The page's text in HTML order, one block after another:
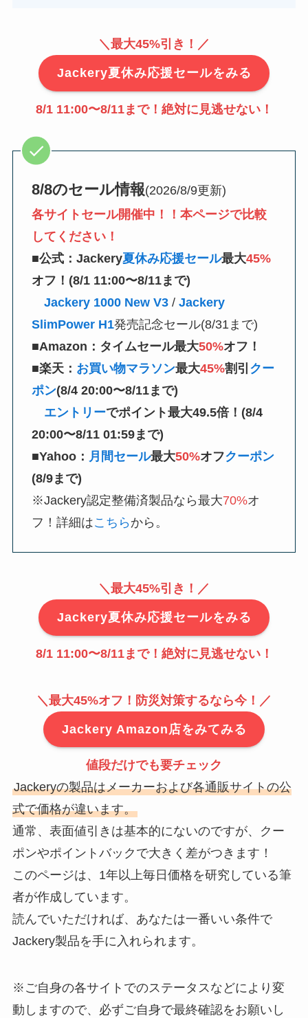
＼最大45%引き！／
Jackery夏休み応援セールをみる
8/1 11:00〜8/11まで！絶対に見逃せない！
8/8のセール情報(2026/8/9更新)
各サイトセール開催中！！本ページで比較
してください！
■公式： Jackery夏休み応援セール最大45%
オフ！(8/1 11:00〜8/11まで)
Jackery 1000 New V3/ Jackery
SlimPower H1発売記念セール(8/31まで)
■Amazon：タイムセール最大50%オフ！
■楽天： お買い物マラソン最大45%割引 クー
ポン(8/4 20:00〜8/11まで)
エントリーでポイント最大49.5倍！(8/4
20:00〜8/11 01:59まで)
■Yahoo： 月間セール最大50%オフクーポン
(8/9まで)
※Jackery認定整備済製品なら最大70%オ
フ！詳細はこちら から。
＼最大45%引き！／
Jackery夏休み応援セールをみる
8/1 11:00〜8/11まで！絶対に見逃せない！
＼最大45%オフ！防災対策するなら今！／
Jackery Amazon店をみてみる
値段だけでも要チェック
Jackeryの製品はメーカーおよび各通販サイトの公
式で価格が違います。
通常、表面値引きは基本的にないのですが、クー
ポンやポイントバックで大きく差がつきます！
このページは、1年以上毎日価格を研究している筆
者が作成しています。
読んでいただければ、あなたは一番いい条件で
Jackery製品を手に入れられます。
※ご自身の各サイトでのステータスなどにより変
動しますので、必ずご自身で最終確認をお願いし